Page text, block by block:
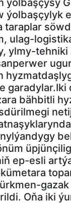
ýolbaşçysy
ýolbaşçylyk
taraplar
ulag-
ylmy-
garadylar.Iki
bähbitli
ep-esli
Oňa iki